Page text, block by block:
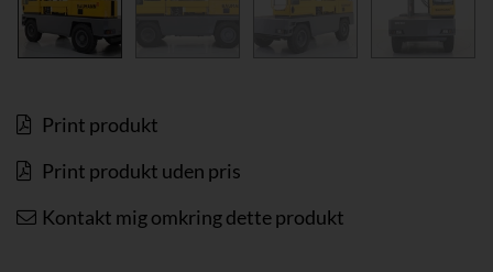
Print produkt
Print produkt uden pris
Kontakt mig omkring dette produkt